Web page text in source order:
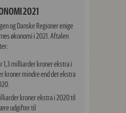
2021
og Danske Regioner enige
økonomi i 2021. Aftalen
1,3 milliarder kroner ekstra i
kroner mindre end det ekstra
kroner ekstra i 2020 til
udgifter til